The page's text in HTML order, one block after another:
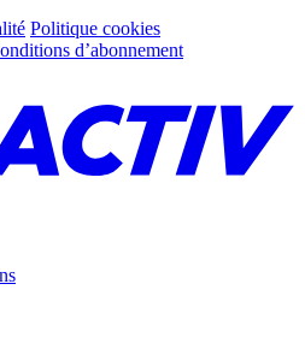
Politique cookies
d’abonnement